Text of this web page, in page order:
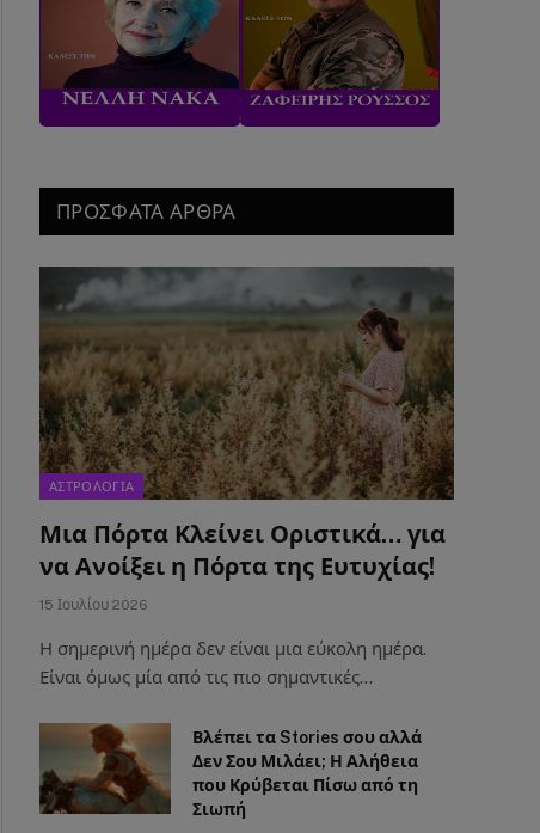
ΠΡΟΣΦΑΤΑ ΑΡΘΡΑ
ΑΣΤΡΟΛΟΓΙΑ
Μια Πόρτα Κλείνει Οριστικά… για
να Ανοίξει η Πόρτα της Ευτυχίας!
15 Ιουλίου 2026
Η σημερινή ημέρα δεν είναι μια εύκολη ημέρα.
Είναι όμως μία από τις πιο σημαντικές…
Βλέπει τα Stories σου αλλά
Δεν Σου Μιλάει; Η Αλήθεια
που Κρύβεται Πίσω από τη
Σιωπή